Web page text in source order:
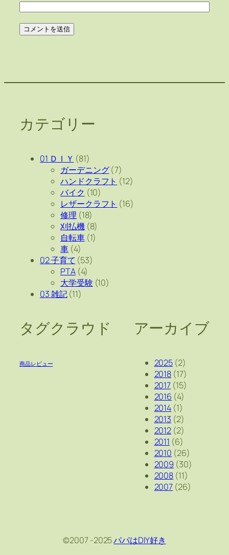
カテゴリー
01 ＤＩＹ (81)
ガーデニング(7)
ハンドクラフト (12)
バイク (10)
レザークラフト (16)
修理 (18)
刈払機(8)
自転車(1)
車(4)
02 子育て (53)
PTA(4)
大学受験 (10)
03 雑記(11)
タグクラウド
商品レビュー
アーカイブ
2025 (2)
2018 (17)
2017 (15)
2016 (4)
2014 (1)
2013 (2)
2012 (2)
2011 (6)
2010 (26)
2009 (30)
2008 (11)
2007 (26)
©2007 -2025パパはDIY好き